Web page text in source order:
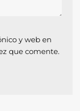
y web en
que comente.